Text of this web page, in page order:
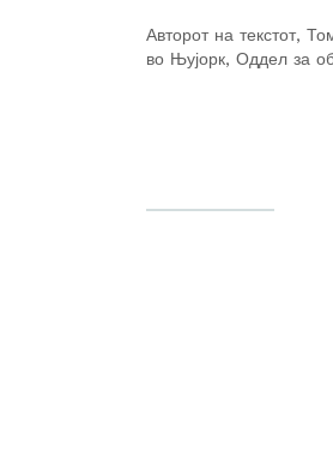
Авторот на текстот,
во Њујорк, Оддел за